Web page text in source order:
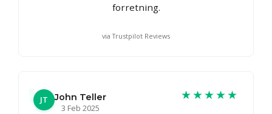
forretning.
via Trustpilot Reviews
JT
John Teller
3 Feb 2025
★★★★★